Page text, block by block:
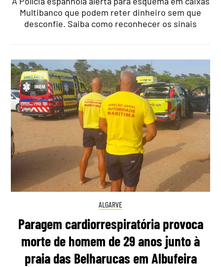
Multibanco que podem reter dinheiro sem que
desconfie. Saiba como reconhecer os sinais
ALGARVE
Paragem cardiorrespiratória provoca
morte de homem de 29 anos junto à
praia das Belharucas em Albufeira